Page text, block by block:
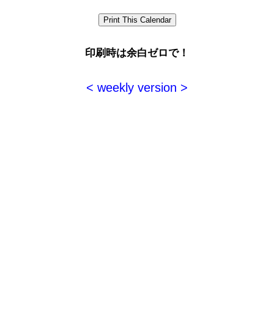
Print This Calendar
印刷時は余白ゼロで！
< weekly version >